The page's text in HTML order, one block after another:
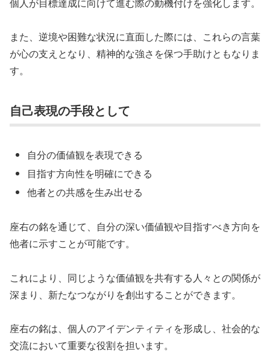
また、逆境や困難な状況に直面した際には、これらの言葉
が心の支えとなり、精神的な強さを保つ手助けともなりま
す。
自己表現の手段として
自分の価値観を表現できる
目指す方向性を明確にできる
他者との共感を生み出せる
座右の銘を通じて、自分の深い価値観や目指すべき方向を
他者に示すことが可能です。
これにより、同じような価値観を共有する人々との関係が
深まり、新たなつながりを創出することができます。
座右の銘は、個人のアイデンティティを形成し、社会的な
交流において重要な役割を担います。